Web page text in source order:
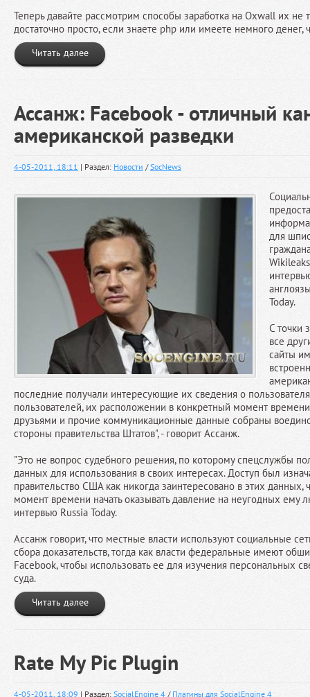
Теперь давайте рассмотрим способы заработка на Oxwall их не
достаточно просто, если знаете php или имеете немного денег,
Читать далее
Ассанж: Facebook - отличный
американской разведки
4-05-2011, 18:11 | Раздел: Новости /SocNews
для
Today.
С точки
все
сайты
последние получали интересующие их сведения о
пользователей, их расположении в конкретный момент
друзьями и прочие коммуникационные данные собраны
стороны правительства Штатов", - говорит Ассанж.
"Это не вопрос судебного решения, по которому спецслужбы
данных для использования в своих интересах. Доступ был
правительство США как никогда заинтересовано в этих
момент времени начать оказывать давление на неугодных ему
интервью Russia Today.
Ассанж говорит, что местные власти используют социальные
сбора доказательств, тогда как власти федеральные имеют
Facebook, чтобы использовать ее для изучения персональных
суда.
Читать далее
Rate My Pic Plugin
4-05-2011, 18:09 | Раздел: SocialEngine 4 / Плагины для SocialEngine 4